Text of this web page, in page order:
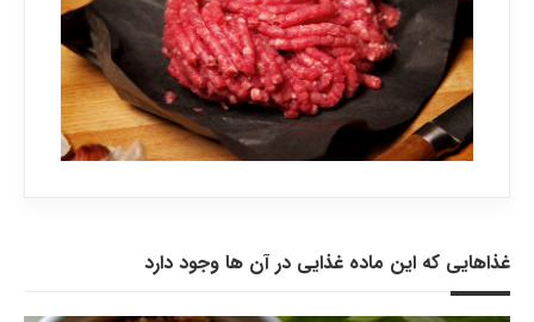
غذاهایی که این ماده غذایی در آن ها وجود دارد